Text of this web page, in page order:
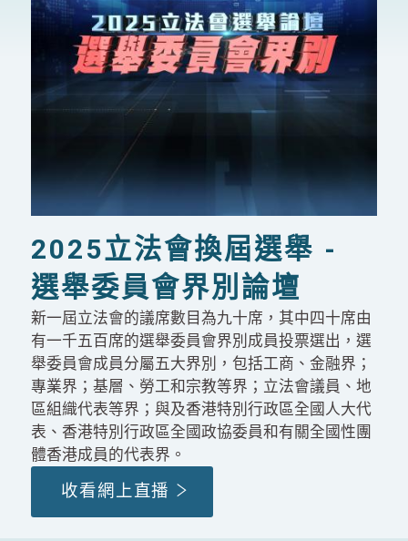
2025立法會換屆選舉 -
選舉委員會界別論壇
新一屆立法會的議席數目為九十席，其中四十席由
有一千五百席的選舉委員會界別成員投票選出，選
舉委員會成員分屬五大界別，包括工商、金融界；
專業界；基層、勞工和宗教等界；立法會議員、地
區組織代表等界；與及香港特別行政區全國人大代
表、香港特別行政區全國政協委員和有關全國性團
體香港成員的代表界。
收看網上直播